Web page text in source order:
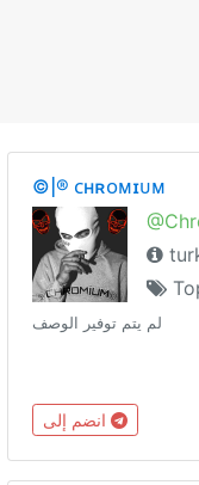
©|® ᴄʜʀᴏᴍɪᴜᴍ
لم يتم توفير الوصف